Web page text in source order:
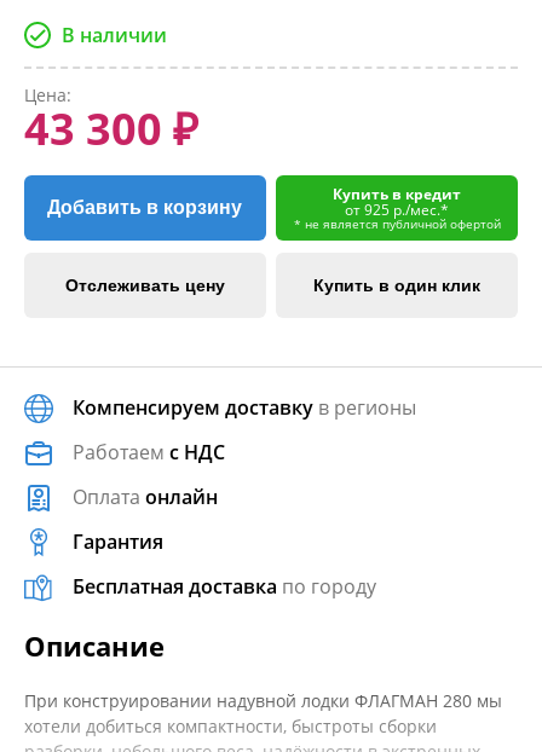
В наличии
Цена:
43 300 ₽
Добавить в корзину
Купить в кредит
от 925 р./мес.*
* не является публичной офертой
Отслеживать цену Купить в один клик
Компенсируем доставку в регионы
Работаем с НДС
Оплата онлайн
Гарантия
Бесплатная доставка по городу
Описание
При конструировании надувной лодки ФЛАГМАН 280 мы
хотели добиться компактности, быстроты сборки